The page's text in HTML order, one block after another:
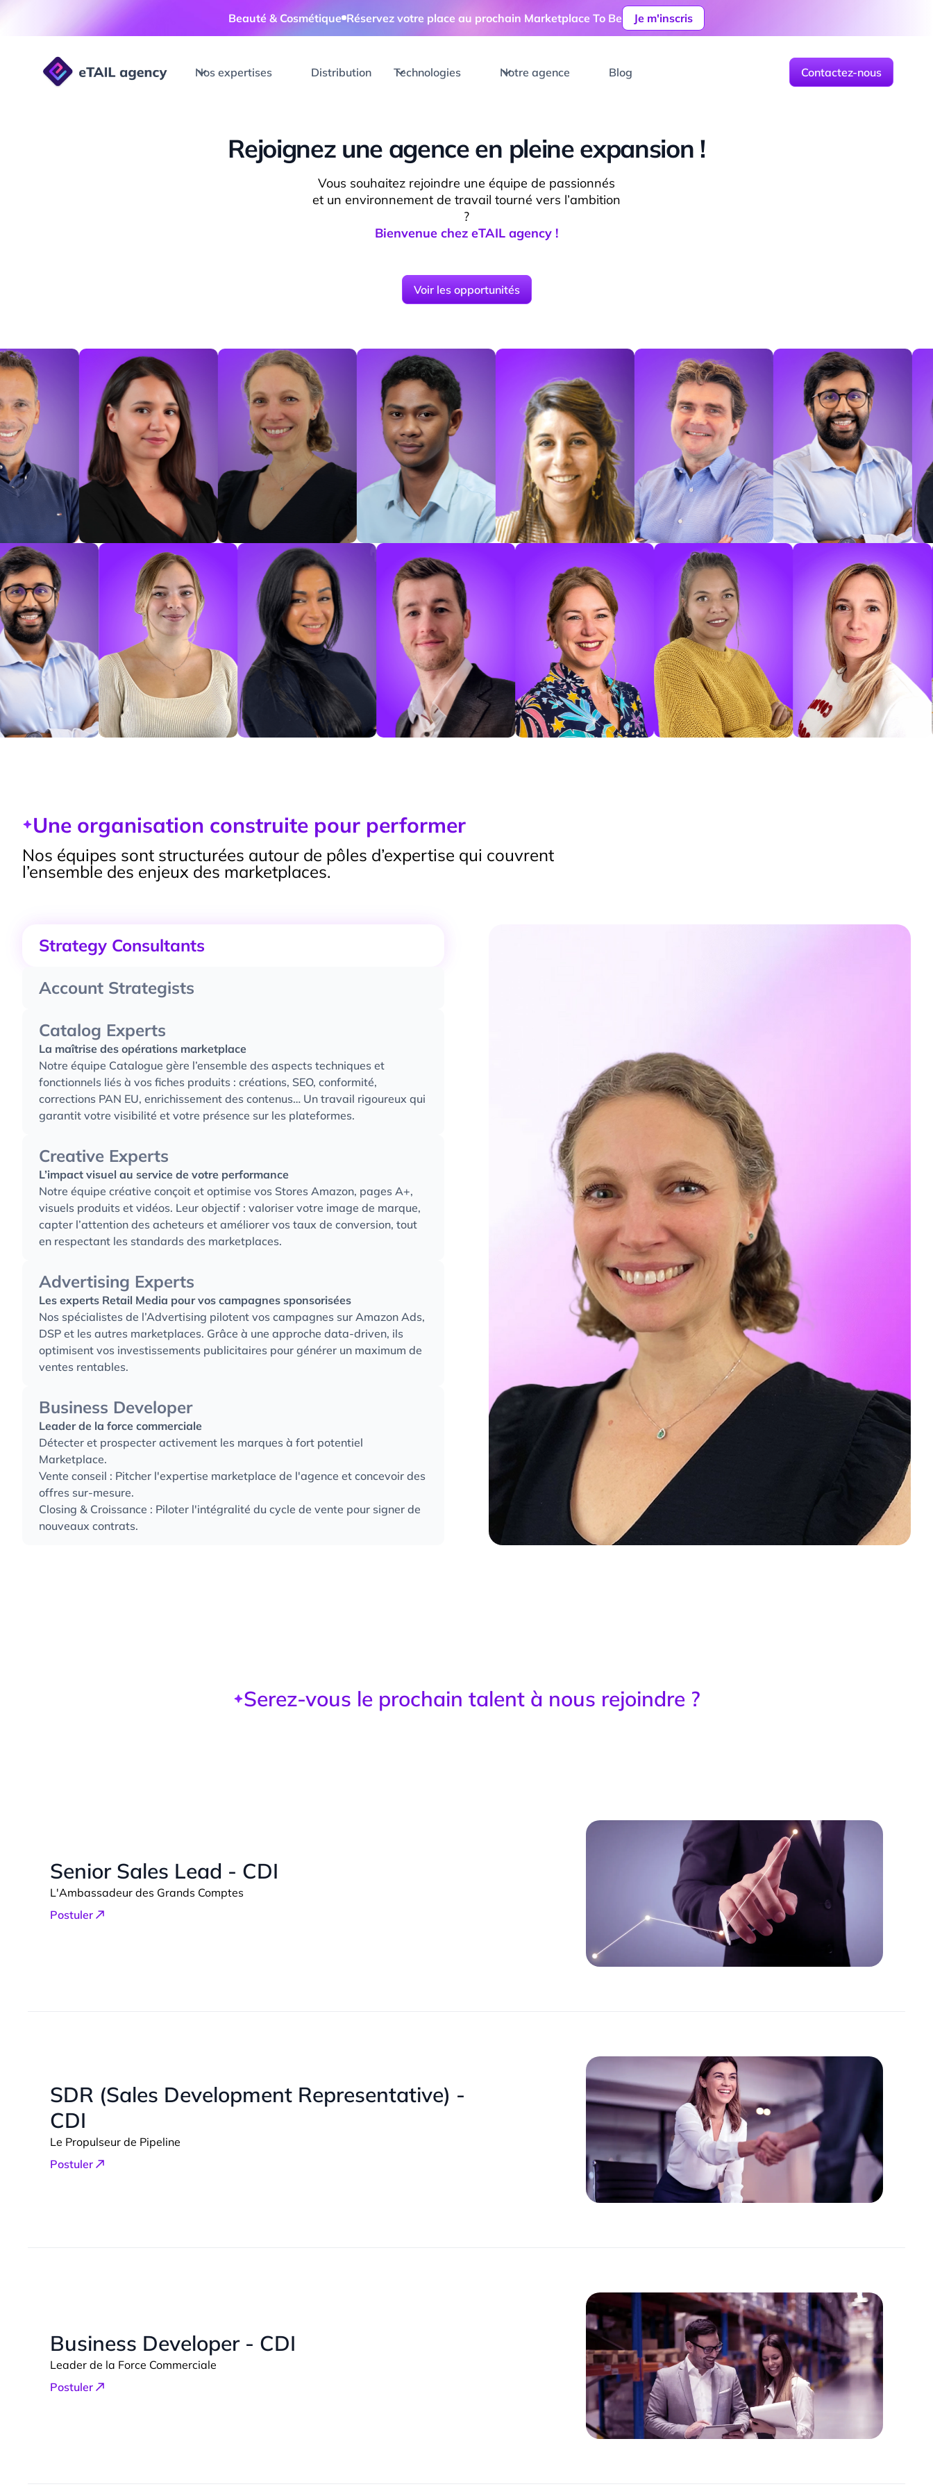
Beauté & Cosmétique Réservez votre place au prochain Marketplace To Be Je m'inscris
Nos expertises Distribution Technologies Notre agence Blog Contactez-nous
Rejoignez une agence en pleine expansion !
Vous souhaitez rejoindre une équipe de passionnés
et un environnement de travail tourné vers l’ambition
?
Bienvenue chez eTAIL agency !
Voir les opportunités
Une organisation construite pour performer
Nos équipes sont structurées autour de pôles d’expertise qui couvrent
l’ensemble des enjeux des marketplaces.
Strategy Consultants
Notre cellule consulting est dédiée à l’analyse stratégique poussée. Elle
intervient sur vos sujets complexes : benchmark, audit, étude de potentiel,
et une parfaite maîtrise des mécaniques marketplace. Objectif : des
recommandations ciblées, activables, et alignées sur vos priorités
business.
Account Strategists
Nos Account Strategists seniors définissent la stratégie, coordonnent les
expertises, suivent les KPIs business et veillent à l’alignement global des
actions. En lien avec les analystes opérationnels, ils monitorent vos
données clés (ventes, Buy Box, stocks...) et activent les bons leviers au bon
moment.
Catalog Experts
La maîtrise des opérations marketplace
Notre équipe Catalogue gère l’ensemble des aspects techniques et
fonctionnels liés à vos fiches produits : créations, SEO, conformité,
corrections PAN EU, enrichissement des contenus… Un travail rigoureux qui
garantit votre visibilité et votre présence sur les plateformes.
Creative Experts
L’impact visuel au service de votre performance
Notre équipe créative conçoit et optimise vos Stores Amazon, pages A+,
visuels produits et vidéos. Leur objectif : valoriser votre image de marque,
capter l’attention des acheteurs et améliorer vos taux de conversion, tout
en respectant les standards des marketplaces.
Advertising Experts
Les experts Retail Media pour vos campagnes sponsorisées
Nos spécialistes de l’Advertising pilotent vos campagnes sur Amazon Ads,
DSP et les autres marketplaces. Grâce à une approche data-driven, ils
optimisent vos investissements publicitaires pour générer un maximum de
ventes rentables.
Business Developer
Leader de la force commerciale
Détecter et prospecter activement les marques à fort potentiel
Marketplace.
Vente conseil : Pitcher l'expertise marketplace de l'agence et concevoir des
offres sur-mesure.
Closing & Croissance : Piloter l'intégralité du cycle de vente pour signer de
nouveaux contrats.
Serez-vous le prochain talent à nous rejoindre ?
Senior Sales Lead - CDI
L'Ambassadeur des Grands Comptes
Postuler
SDR (Sales Development Representative) -
CDI
Le Propulseur de Pipeline
Postuler
Business Developer - CDI
Leader de la Force Commerciale
Postuler